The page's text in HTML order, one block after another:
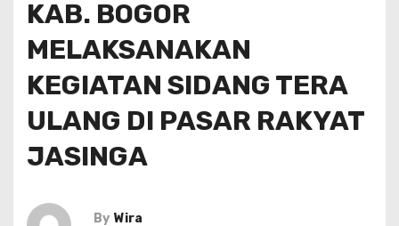
KAB. BOGOR
MELAKSANAKAN
KEGIATAN SIDANG TERA
ULANG DI PASAR RAKYAT
JASINGA
By Wira